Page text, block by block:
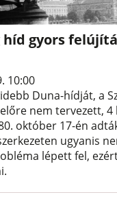
híd gyors
10:00
Duna-hídját, a
nem tervezett, 4
október 17-én
ugyanis
lépett fel,